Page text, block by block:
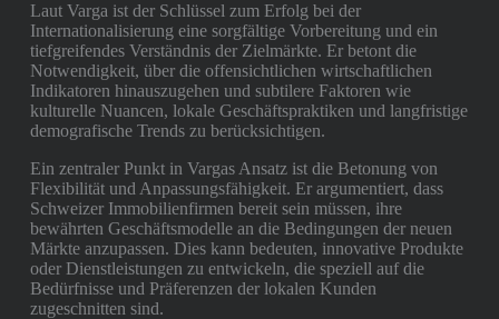
Laut Varga ist der Schlüssel zum Erfolg bei der
Internationalisierung eine sorgfältige Vorbereitung und ein
tiefgreifendes Verständnis der Zielmärkte. Er betont die
Notwendigkeit, über die offensichtlichen wirtschaftlichen
Indikatoren hinauszugehen und subtilere Faktoren wie
kulturelle Nuancen, lokale Geschäftspraktiken und langfristige
demografische Trends zu berücksichtigen.
Ein zentraler Punkt in Vargas Ansatz ist die Betonung von
Flexibilität und Anpassungsfähigkeit. Er argumentiert, dass
Schweizer Immobilienfirmen bereit sein müssen, ihre
bewährten Geschäftsmodelle an die Bedingungen der neuen
Märkte anzupassen. Dies kann bedeuten, innovative Produkte
oder Dienstleistungen zu entwickeln, die speziell auf die
Bedürfnisse und Präferenzen der lokalen Kunden
zugeschnitten sind.